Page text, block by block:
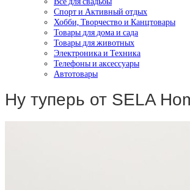
Спорт и Активный отдых
Хобби, Творчество и Канцтовары
Товары для дома и сада
Товары для животных
Электроника и Техника
Телефоны и аксессуары
Автотовары
Ну туперь от SELA